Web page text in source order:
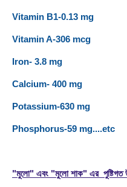
Vitamin B1-0.13 mg
Vitamin A-306 mcg
Iron- 3.8 mg
Calcium- 400 mg
Potassium-630 mg
Phosphorus-59 mg....etc
"মুলো" এবং "মুলো শাক" এর পুষ্টিগত